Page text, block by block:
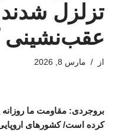
تزلزل
عقب‌نشینی
از مارس 8, 2026
بروجردی: مقاومت ما روزانه
کرده است/ کشورهای